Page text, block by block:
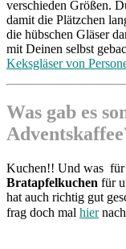
verschieden Größen.
damit die Plätzchen
die hübschen Gläser
mit Deinen selbst
Keksgläser von
Was gab es
Kuchen!! Und was für
Bratapfelkuchen für
hat auch richtig gut
frag doch mal hier